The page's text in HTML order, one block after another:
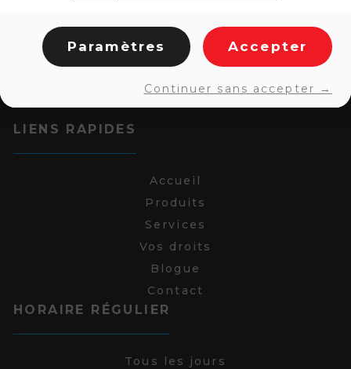
LIENS RAPIDES
Accueil
Produits
Services
Vos droits
Blogue
Contact
HORAIRE RÉGULIER
Tous les jours
Paramètres Accepter
Continuer sans accepter →